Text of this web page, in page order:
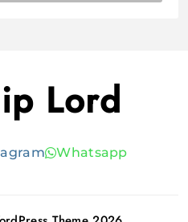
Lord
Whatsapp